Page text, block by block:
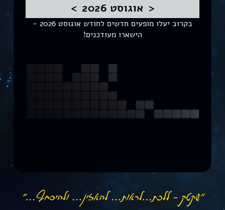
< אוגוסט 2026 >
בקרוב יעלו מופעים חדשים לחודש אוגוסט 2026 -
הישארו מעודכנים!